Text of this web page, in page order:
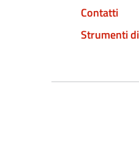
Contatti
Strumenti